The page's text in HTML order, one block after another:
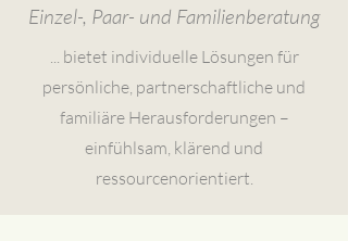
Einzel-, Paar- und Familienberatung
... bietet individuelle Lösungen für
persönliche, partnerschaftliche und
familiäre Herausforderungen –
einfühlsam, klärend und
ressourcenorientiert.